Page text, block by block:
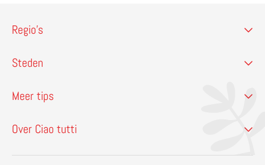
Regio’s
Steden
Meer tips
Over Ciao tutti